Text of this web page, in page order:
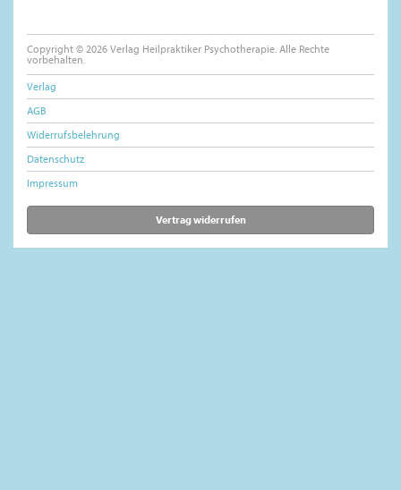
Copyright © 2026 Verlag Heilpraktiker Psychotherapie. Alle Rechte
vorbehalten.
Verlag
AGB
Widerrufsbelehrung
Datenschutz
Impressum
Vertrag widerrufen